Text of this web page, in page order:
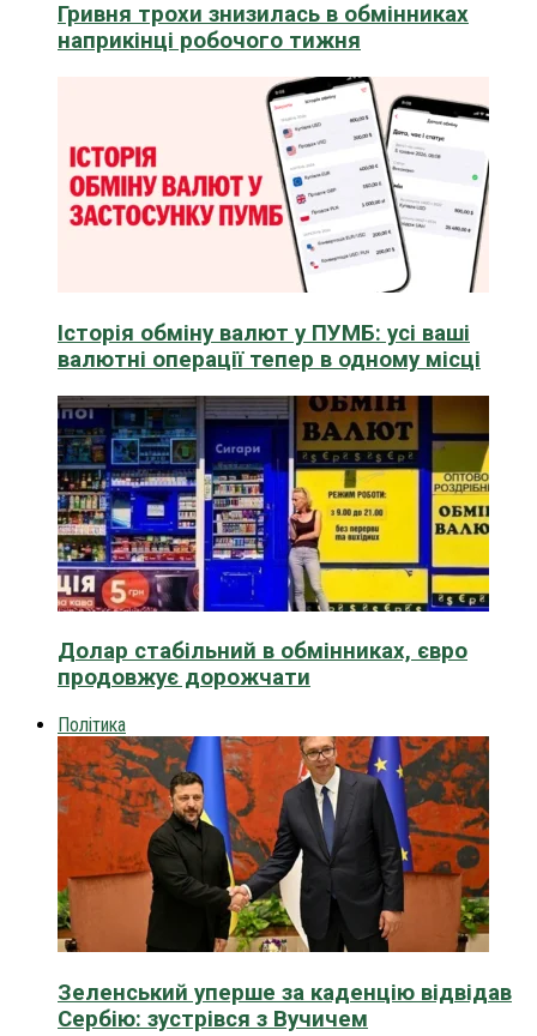
Гривня трохи знизилась в обмінниках
наприкінці робочого тижня
Історія обміну валют у ПУМБ: усі ваші
валютні операції тепер в одному місці
Долар стабільний в обмінниках, євро
продовжує дорожчати
Політика
Зеленський уперше за каденцію відвідав
Сербію: зустрівся з Вучичем